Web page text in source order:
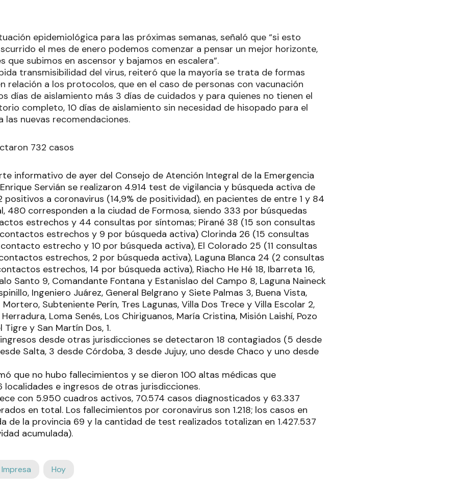
epidemiológica para las próximas semanas, señaló que “si esto
el mes de enero podemos comenzar a pensar un mejor horizonte,
que subimos en ascensor y bajamos en escalera”.
transmisibilidad del virus, reiteró que la mayoría se trata de formas
relación a los protocolos, que en el caso de personas con vacunación
días de aislamiento más 3 días de cuidados y para quienes no tienen el
completo, 10 días de aislamiento sin necesidad de hisopado para el
las nuevas recomendaciones.
732 casos
informativo de ayer del Consejo de Atención Integral de la Emergencia
Servián se realizaron 4.914 test de vigilancia y búsqueda activa de
positivos a coronavirus (14,9% de positividad), en pacientes de entre 1 y 84
480 corresponden a la ciudad de Formosa, siendo 333 por búsquedas
estrechos y 44 consultas por síntomas; Pirané 38 (15 son consultas
estrechos y 9 por búsqueda activa) Clorinda 26 (15 consultas
estrecho y 10 por búsqueda activa), El Colorado 25 (11 consultas
estrechos, 2 por búsqueda activa), Laguna Blanca 24 (2 consultas
estrechos, 14 por búsqueda activa), Riacho He Hé 18, Ibarreta 16,
Santo 9, Comandante Fontana y Estanislao del Campo 8, Laguna Naineck
Ingeniero Juárez, General Belgrano y Siete Palmas 3, Buena Vista,
Mortero, Subteniente Perín, Tres Lagunas, Villa Dos Trece y Villa Escolar 2,
Loma Senés, Los Chiriguanos, María Cristina, Misión Laishí, Pozo
Tigre y San Martín Dos, 1.
desde otras jurisdicciones se detectaron 18 contagiados (5 desde
Salta, 3 desde Córdoba, 3 desde Jujuy, uno desde Chaco y uno desde
que no hubo fallecimientos y se dieron 100 altas médicas que
localidades e ingresos de otras jurisdicciones.
con 5.950 cuadros activos, 70.574 casos diagnosticados y 63.337
en total. Los fallecimientos por coronavirus son 1.218; los casos en
de la provincia 69 y la cantidad de test realizados totalizan en 1.427.537
acumulada).
Hoy